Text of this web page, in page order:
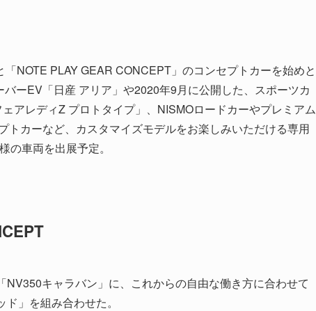
NOTE PLAY GEAR CONCEPT」のコンセプトカーを始めと
ーEV「日産 アリア」や2020年9月に公開した、スポーツカ
アレディZ プロトタイプ」、NISMOロードカーやプレミアム
カーなど、カスタマイズモデルをお楽しみいただける専用
車両を出展予定。
キャラバン」に、これからの自由な働き方に合わせて
」を組み合わせた。